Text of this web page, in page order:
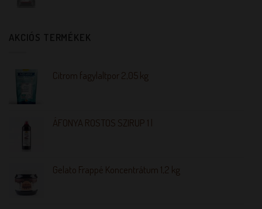
AKCIÓS TERMÉKEK
Citrom fagylaltpor 2,05 kg
ÁFONYA ROSTOS SZIRUP 1 l
Gelato Frappé Koncentrátum 1,2 kg